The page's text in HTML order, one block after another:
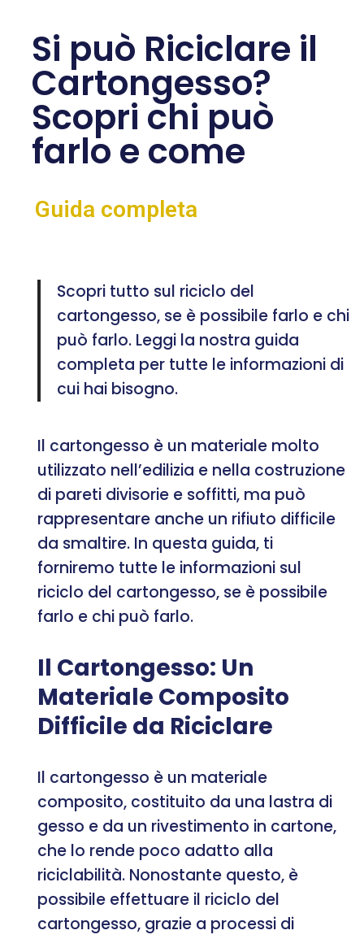
Si può Riciclare il
Cartongesso?
Scopri chi può
farlo e come
Guida completa
Scopri tutto sul riciclo del
cartongesso, se è possibile farlo e chi
può farlo. Leggi la nostra guida
completa per tutte le informazioni di
cui hai bisogno.
Il cartongesso è un materiale molto
utilizzato nell’edilizia e nella costruzione
di pareti divisorie e soffitti, ma può
rappresentare anche un rifiuto difficile
da smaltire. In questa guida, ti
forniremo tutte le informazioni sul
riciclo del cartongesso, se è possibile
farlo e chi può farlo.
Il Cartongesso: Un
Materiale Composito
Difficile da Riciclare
Il cartongesso è un materiale
composito, costituito da una lastra di
gesso e da un rivestimento in cartone,
che lo rende poco adatto alla
riciclabilità. Nonostante questo, è
possibile effettuare il riciclo del
cartongesso, grazie a processi di